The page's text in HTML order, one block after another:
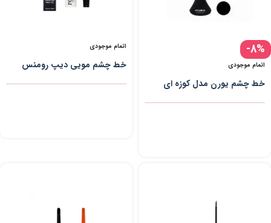
-8%
اتمام موجودی
خط چشم یورن مدل کوزه ای
اتمام موجودی
خط چشم مویی دیپ رومنس